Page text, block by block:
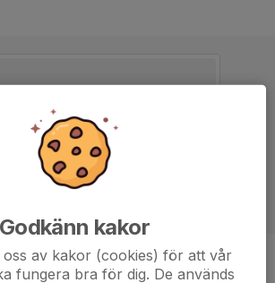
7 år
Godkänn kakor
oss av kakor (cookies) för att vår
fungera bra för dig. De används